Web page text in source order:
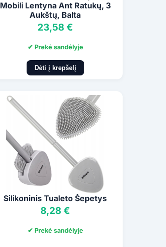
Mobili Lentyna Ant Ratukų, 3
Aukštų, Balta
23,58 €
✔ Prekė sandėlyje
Dėti į krepšelį
Silikoninis Tualeto Šepetys
8,28 €
✔ Prekė sandėlyje